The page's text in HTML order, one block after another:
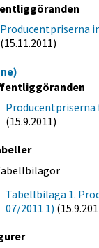
Producentpriserna
(15.11.2011)
(15.9.2011)
Tabellbilaga 1.
07/2011 1)